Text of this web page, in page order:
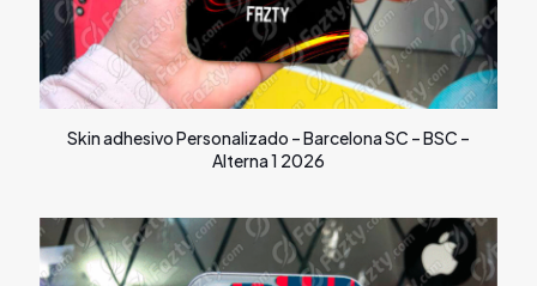
Skin adhesivo Personalizado – Barcelona SC – BSC –
Alterna 1 2026